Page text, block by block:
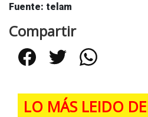
Fuente: telam
Compartir
FacebookTwitterWhatsApp
LO MÁS LEIDO